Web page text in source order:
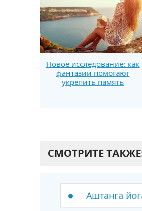
Новое исследование: как
фантазии помогают
укрепить память
СМОТРИТЕ
Аштанга